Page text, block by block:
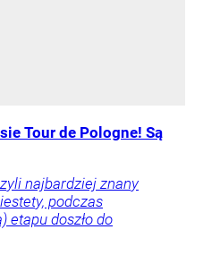
Tour de Pologne! Są
najbardziej znany
podczas
etapu doszło do